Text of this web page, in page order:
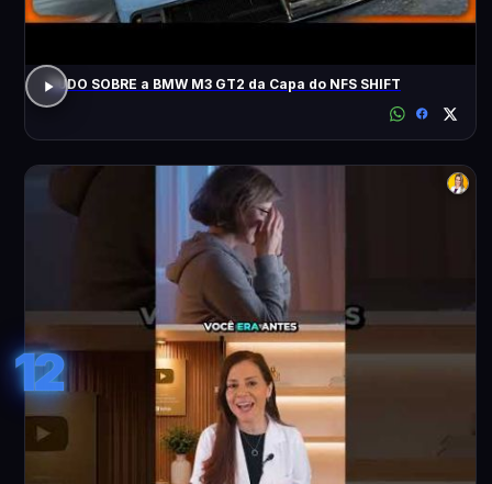
TUDO SOBRE a BMW M3 GT2 da Capa do NFS SHIFT
12